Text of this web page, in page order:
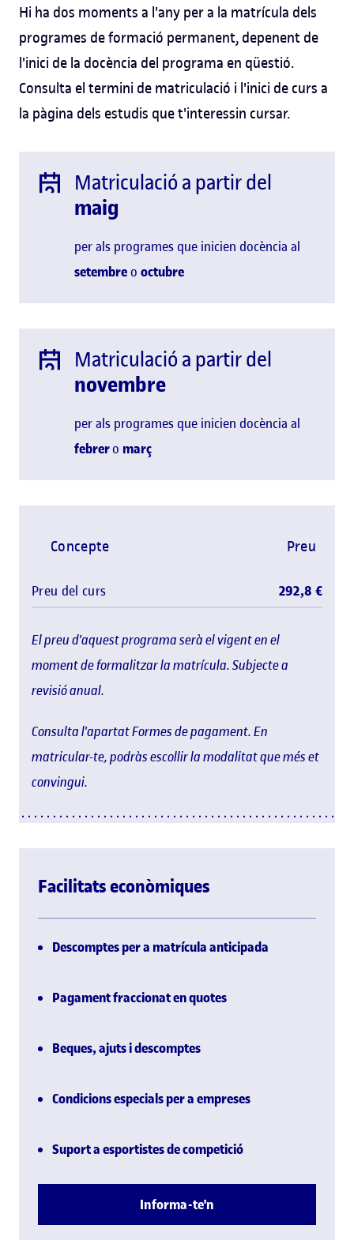
Hi ha dos moments a l'any per a la matrícula dels
programes de formació permanent, depenent de
l'inici de la docència del programa en qüestió.
Consulta el termini de matriculació i l'inici de curs a
la pàgina dels estudis que t'interessin cursar.
Matriculació a partir del
maig
per als programes que inicien docència al
setembreo octubre
Matriculació a partir del
novembre
per als programes que inicien docència al
febrero març
El preu d'aquest programa serà el vigent en el
moment de formalitzar la matrícula. Subjecte a
revisió anual.
Consulta l'apartat Formes de pagament. En
matricular-te, podràs escollir la modalitat que més et
convingui.
Concepte Preu
Preu del curs 292,8 €
Facilitats econòmiques
Descomptes per a matrícula anticipada
Pagament fraccionat en quotes
Beques, ajuts i descomptes
Condicions especials per a empreses
Suport a esportistes de competició
Informa-te'n